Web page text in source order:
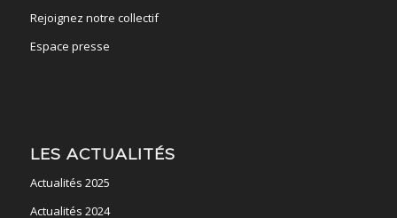
Rejoignez notre collectif
Espace presse
LES ACTUALITÉS
Actualités 2025
Actualités 2024